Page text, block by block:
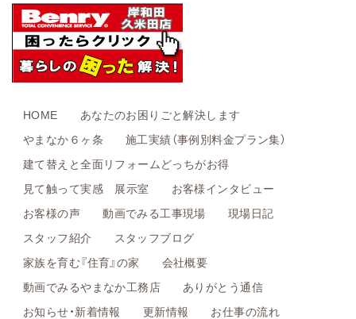
HOME
あなたのお困りごと解決します
やまなか６ヶ条
施工実績（事例別料金プラン集）
建て替えと全面リフォームどっちがお得
見て触って実感 展示室
お客様インタビュー
お客様の声
動画でみる工事現場
現場日記
スタッフ紹介
スタッフブログ
家族を育む『住育』の家
会社概要
動画でみるやまなか工務店
ありがとう通信
お知らせ・新着情報
更新情報
お仕事の流れ